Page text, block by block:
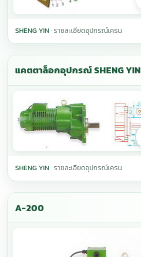
SHENG YIN· รายละเอียดอุปกรณ์เครน
แคตตาล็อกอุปกรณ์ SHENG YIN
SHENG YIN· รายละเอียดอุปกรณ์เครน
A-200